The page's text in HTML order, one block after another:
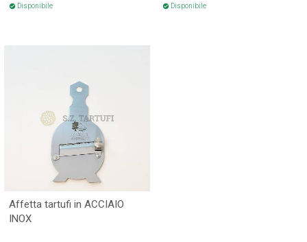
check_circle Disponibile check_circle Disponibile
Affetta tartufi in ACCIAIO
INOX